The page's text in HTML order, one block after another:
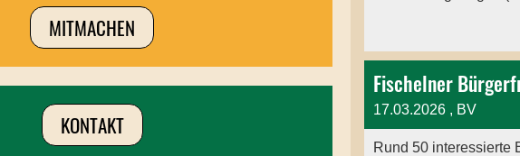
MITMACHEN
KONTAKT
17.03.2026, BV
Rund 50 interessierte